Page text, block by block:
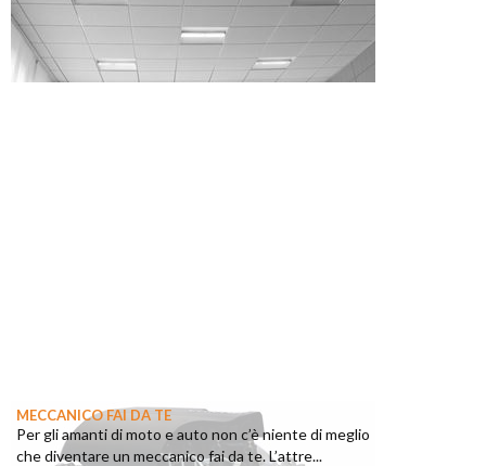
MECCANICO FAI DA TE
Per gli amanti di moto e auto non c’è niente di meglio
che diventare un meccanico fai da te. L’attre...